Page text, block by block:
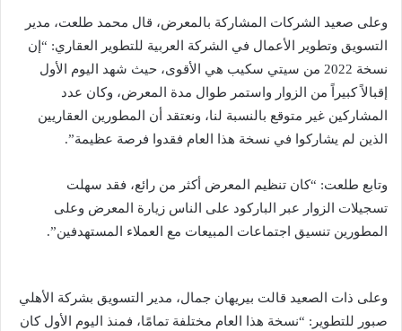
وعلى صعيد الشركات المشاركة بالمعرض، قال محمد طلعت، مدير
التسويق وتطوير الأعمال في الشركة العربية للتطوير العقاري: “إن
نسخة 2022 من سيتي سكيب هي الأقوى، حيث شهد اليوم الأول
إقبالاً كبيراً من الزوار واستمر طوال مدة المعرض، وكان عدد
المشاركين غير متوقع بالنسبة لنا، ونعتقد أن المطورين العقاريين
الذين لم يشاركوا في نسخة هذا العام فقدوا فرصة عظيمة”.
وتابع طلعت: “كان تنظيم المعرض أكثر من رائع، فقد سهلت
تسجيلات الزوار عبر الباركود على الناس زيارة المعرض وعلى
المطورين تنسيق اجتماعات المبيعات مع العملاء المستهدفين”.
وعلى ذات الصعيد قالت بيريهان جمال، مدير التسويق بشركة الأهلي
صبور للتطوير: “نسخة هذا العام مختلفة تمامًا، فمنذ اليوم الأول كان